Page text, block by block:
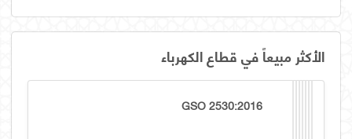
الأكثر مبيعاً في قطاع الكهرباء
GSO 2530:2016